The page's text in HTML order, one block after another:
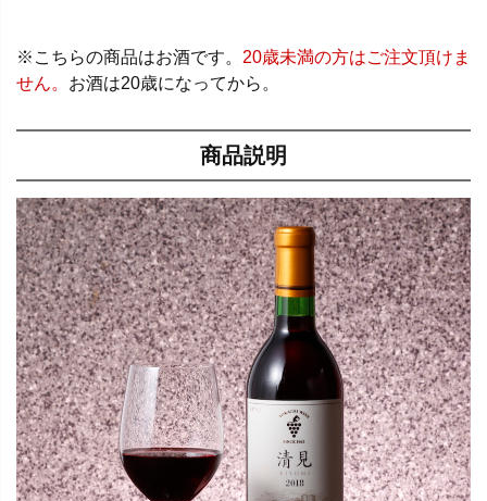
※こちらの商品はお酒です。 20歳未満の方はご注文頂けま
せん。 お酒は20歳になってから。
商品説明